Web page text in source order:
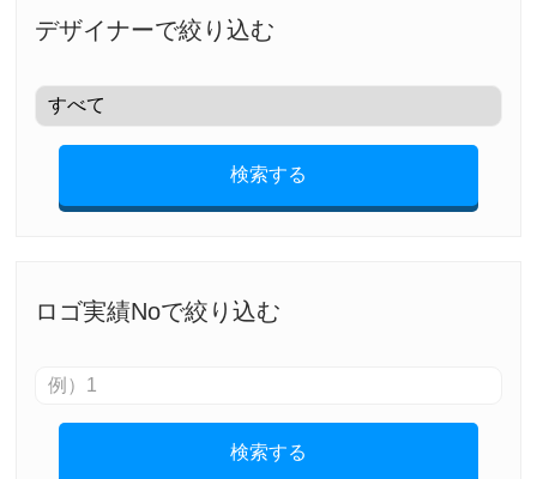
デザイナーで絞り込む
検索する
ロゴ実績Noで絞り込む
検索する